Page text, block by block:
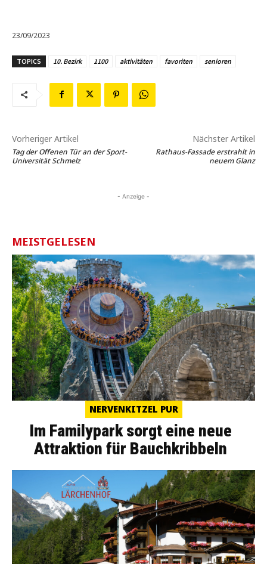
23/09/2023
TOPICS 10. Bezirk 1100 aktivitäten favoriten senioren
Vorheriger Artikel
Tag der Offenen Tür an der Sport-
Universität Schmelz
Nächster Artikel
Rathaus-Fassade erstrahlt in
neuem Glanz
- Anzeige -
MEISTGELESEN
NERVENKITZEL PUR
Im Familypark sorgt eine neue
Attraktion für Bauchkribbeln